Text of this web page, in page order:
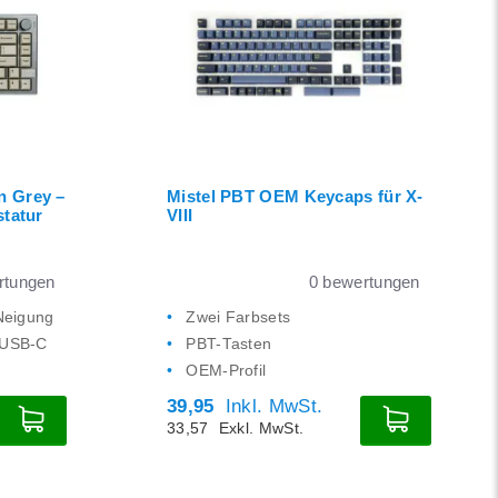
Grey –
C
Mistel PBT OEM Keycaps für X-
VIII
0 bewertungen
Zwei Farbsets
PBT-Tasten
OEM-Profil
39,95 Inkl. MwSt.
33,57 Exkl. MwSt.